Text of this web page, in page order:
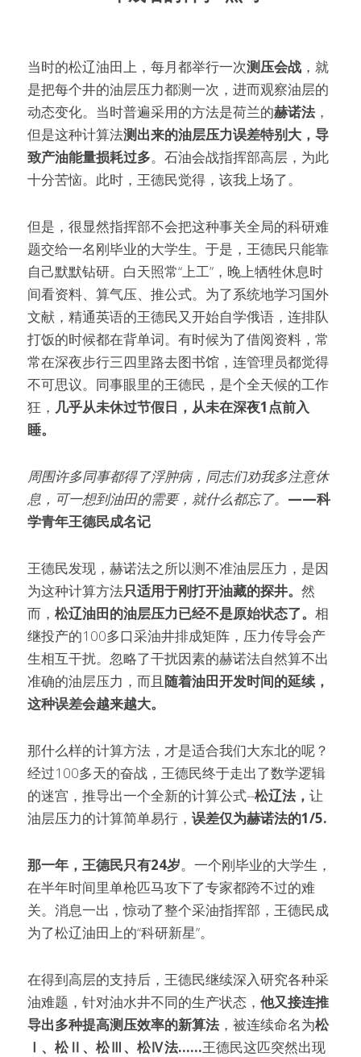
当时的松辽油田上，每月都举行一次测压会战 ，就
是把每个井的油层压力都测一次，进而观察油层的
动态变化。当时普遍采用的方法是荷兰的赫诺法 ，
但是这种计算法测出来的油层压力误差特别大，导
致产油能量损耗过多。石油会战指挥部高层，为此
十分苦恼。此时，王德民觉得，该我上场了。
但是，很显然指挥部不会把这种事关全局的科研难
题交给一名刚毕业的大学生。于是，王德民只能靠
自己默默钻研。白天照常“上工”，晚上牺牲休息时
间看资料、算气压、推公式。为了系统地学习国外
文献，精通英语的王德民又开始自学俄语，连排队
打饭的时候都在背单词。有时候为了借阅资料，常
常在深夜步行三四里路去图书馆，连管理员都觉得
不可思议。同事眼里的王德民，是个全天候的工作
狂， 几乎从未休过节假日，从未在深夜1点前入
睡。
周围许多同事都得了浮肿病，同志们劝我多注意休
息，可一想到油田的需要，就什么都忘了。 ——科
学青年王德民成名记
王德民发现，赫诺法之所以测不准油层压力，是因
为这种计算方法只适用于刚打开油藏的探井。 然
而， 松辽油田的油层压力已经不是原始状态了。 相
继投产的100多口采油井排成矩阵，压力传导会产
生相互干扰。忽略了干扰因素的赫诺法自然算不出
准确的油层压力，而且 随着油田开发时间的延续，
这种误差会越来越大。
那什么样的计算方法，才是适合我们大东北的呢？
经过100多天的奋战，王德民终于走出了数学逻辑
的迷宫，推导出一个全新的计算公式--松辽法， 让
油层压力的计算简单易行， 误差仅为赫诺法的1/5.
那一年，王德民只有24岁。一个刚毕业的大学生，
在半年时间里单枪匹马攻下了专家都跨不过的难
关。消息一出，惊动了整个采油指挥部，王德民成
为了松辽油田上的“科研新星”。
在得到高层的支持后，王德民继续深入研究各种采
油难题，针对油水井不同的生产状态， 他又接连推
导出多种提高测压效率的新算法 ，被连续命名为松
Ⅰ、松Ⅱ、松Ⅲ、松Ⅳ法……王德民这匹突然出现